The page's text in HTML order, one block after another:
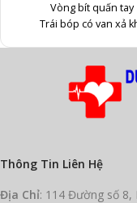
Vòng bít quấn tay
Trái bóp có van xả
Thông Tin Liên Hệ
Địa Chỉ: 114 Đường số 8,